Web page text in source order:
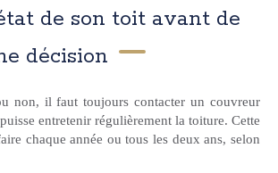
de son toit avant de
décision
non, il faut toujours contacter un couvreur
entretenir régulièrement la toiture. Cette
chaque année ou tous les deux ans, selon